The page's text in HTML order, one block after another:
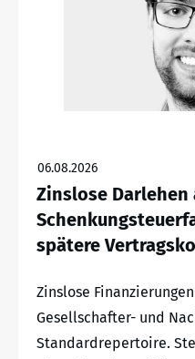
06.08.2026
Zinslose Darlehen
spätere
Zinslose
Gesellschafter- und
Standardrepertoire.